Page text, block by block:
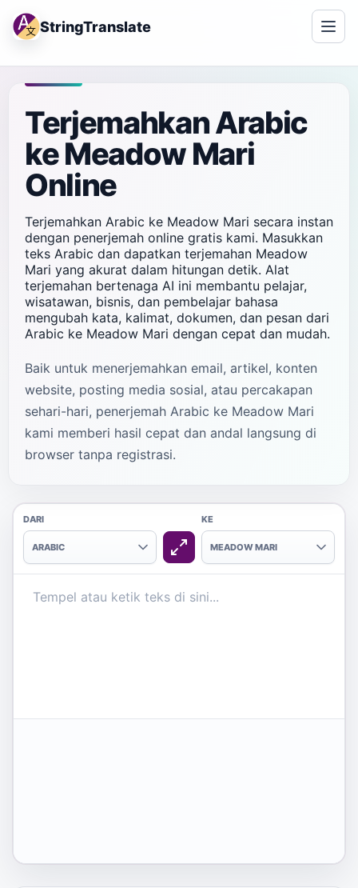
StringTranslate
Terjemahkan Arabic
ke Meadow Mari
Online
Terjemahkan Arabic ke Meadow Mari secara instan
dengan penerjemah online gratis kami. Masukkan
teks Arabic dan dapatkan terjemahan Meadow
Mari yang akurat dalam hitungan detik. Alat
terjemahan bertenaga AI ini membantu pelajar,
wisatawan, bisnis, dan pembelajar bahasa
mengubah kata, kalimat, dokumen, dan pesan dari
Arabic ke Meadow Mari dengan cepat dan mudah.
Baik untuk menerjemahkan email, artikel, konten
website, posting media sosial, atau percakapan
sehari-hari, penerjemah Arabic ke Meadow Mari
kami memberi hasil cepat dan andal langsung di
browser tanpa registrasi.
DARI
ARABIC
KE
MEADOW MARI